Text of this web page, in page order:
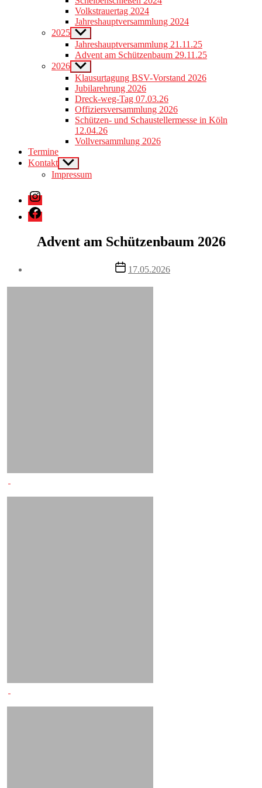
menu
Volkstrauertag 2024
Jahreshauptversammlung 2024
2025 Show
sub
menu
Jahreshauptversammlung 21.11.25
Advent am Schützenbaum 29.11.25
2026 Show
sub
menu
Klausurtagung BSV-Vorstand 2026
Jubilarehrung 2026
Dreck-weg-Tag 07.03.26
Offiziersversammlung 2026
Schützen- und Schaustellermesse in Köln
12.04.26
Vollversammlung 2026
Termine
Kontakt Show
sub
menu
Impressum
Instagram
Facebook
Advent am Schützenbaum 2026
Post
date
17.05.2026